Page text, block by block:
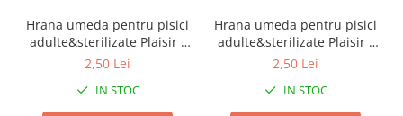
Hrana umeda pentru pisici
adulte&sterilizate Plaisir -
vita&curcan 100g
2,50 Lei
IN STOC
Hrana umeda pentru pisici
adulte&sterilizate Plaisir -
pui&ficat 100g
2,50 Lei
IN STOC